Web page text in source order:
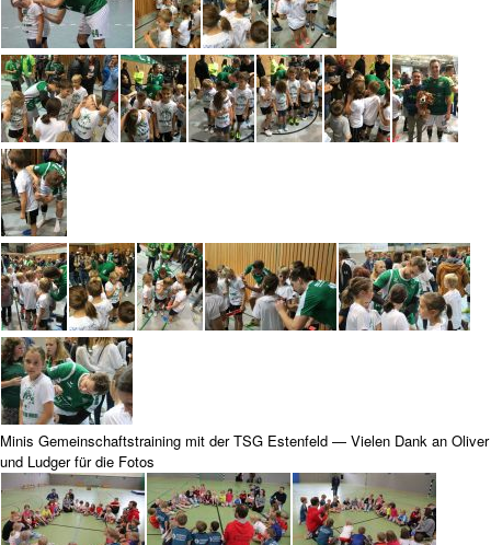
Minis Gemeinschaftstraining mit der TSG Estenfeld — Vielen Dank an Oliver
und Ludger für die Fotos